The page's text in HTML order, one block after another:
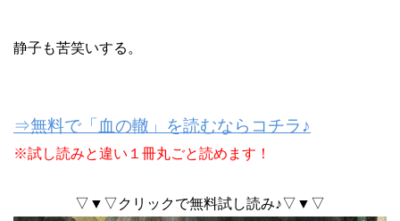
静子も苦笑いする。
⇒無料で「血の轍」を読むならコチラ♪
※試し読みと違い１冊丸ごと読めます！
▽▼▽クリックで無料試し読み♪▽▼▽